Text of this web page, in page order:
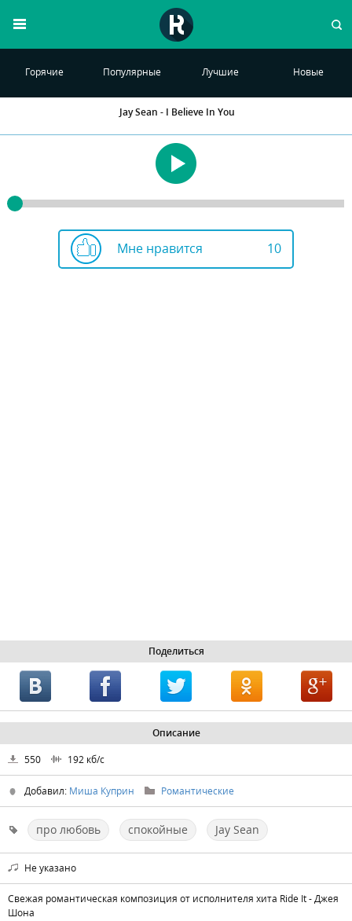
Горячие Популярные Лучшие Новые
Jay Sean - I Believe In You
Мне нравится 10
Поделиться
Описание
550
192 кб/с
Добавил: Миша Куприн Романтические
про любовь спокойные Jay Sean
Не указано
Свежая романтическая композиция от исполнителя хита Ride It - Джея
Шона